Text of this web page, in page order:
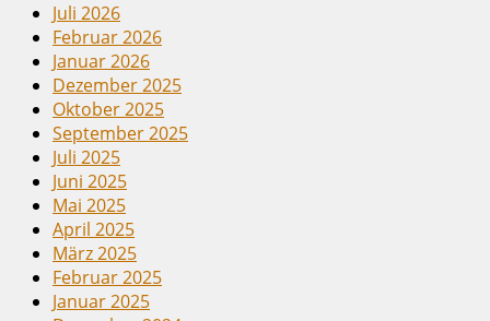
Juli 2026
Februar 2026
Januar 2026
Dezember 2025
Oktober 2025
September 2025
Juli 2025
Juni 2025
Mai 2025
April 2025
März 2025
Februar 2025
Januar 2025